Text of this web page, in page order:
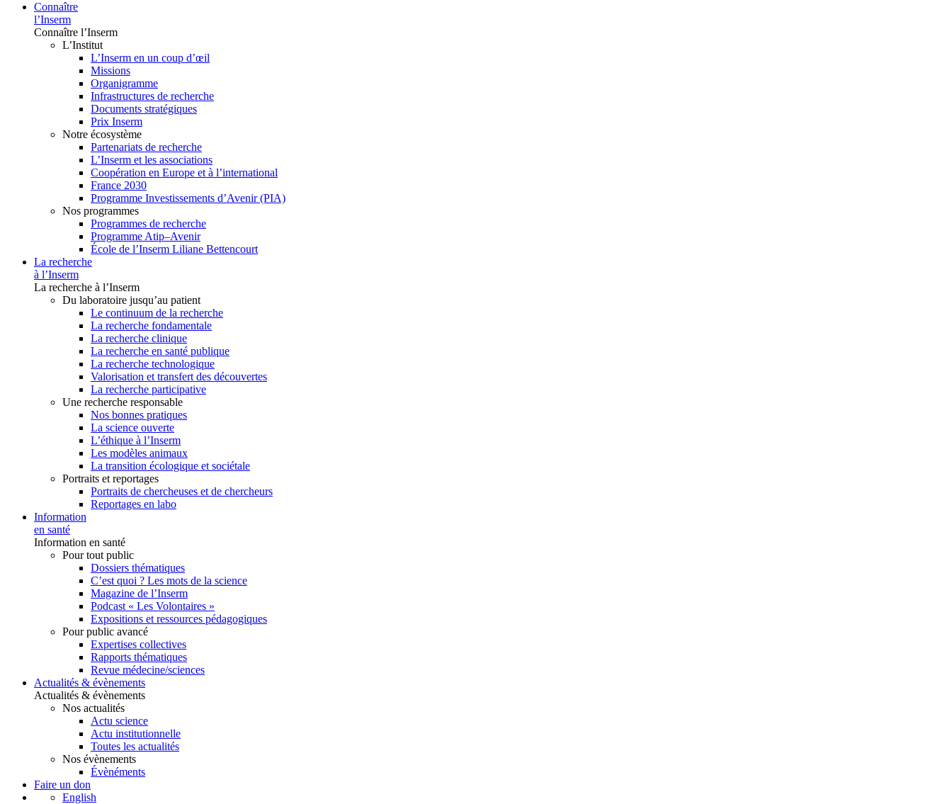
Connaître
l’Inserm
Connaître l’Inserm
L’Institut
L’Inserm en un coup d’œil
Missions
Organigramme
Infrastructures de recherche
Documents stratégiques
Prix Inserm
Notre écosystème
Partenariats de recherche
L’Inserm et les associations
Coopération en Europe et à l’international
France 2030
Programme Investissements d’Avenir (PIA)
Nos programmes
Programmes de recherche
Programme Atip–Avenir
École de l’Inserm Liliane Bettencourt
La recherche
à l’Inserm
La recherche à l’Inserm
Du laboratoire jusqu’au patient
Le continuum de la recherche
La recherche fondamentale
La recherche clinique
La recherche en santé publique
La recherche technologique
Valorisation et transfert des découvertes
La recherche participative
Une recherche responsable
Nos bonnes pratiques
La science ouverte
L’éthique à l’Inserm
Les modèles animaux
La transition écologique et sociétale
Portraits et reportages
Portraits de chercheuses et de chercheurs
Reportages en labo
Information
en santé
Information en santé
Pour tout public
Dossiers thématiques
C’est quoi ? Les mots de la science
Magazine de l’Inserm
Podcast « Les Volontaires »
Expositions et ressources pédagogiques
Pour public avancé
Expertises collectives
Rapports thématiques
Revue médecine/sciences
Actualités & évènements
Actualités & évènements
Nos actualités
Actu science
Actu institutionnelle
Toutes les actualités
Nos évènements
Évènéments
Faire un don
English